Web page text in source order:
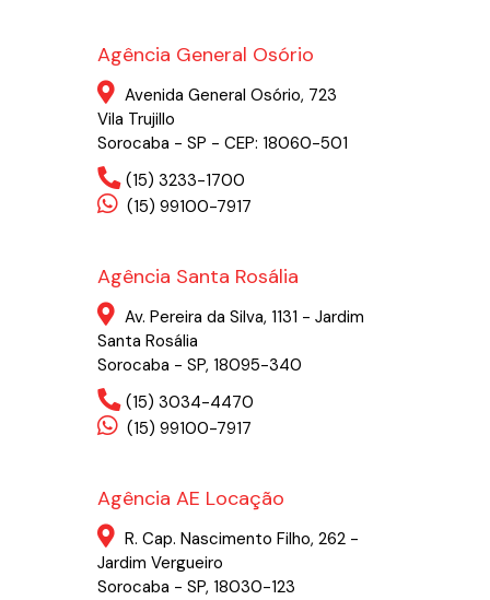
Agência General Osório
Avenida General Osório, 723
Vila Trujillo
Sorocaba - SP - CEP: 18060-501
(15) 3233-1700
(15) 99100-7917
Agência Santa Rosália
Av. Pereira da Silva, 1131 - Jardim
Santa Rosália
Sorocaba - SP, 18095-340
(15) 3034-4470
(15) 99100-7917
Agência AE Locação
R. Cap. Nascimento Filho, 262 -
Jardim Vergueiro
Sorocaba - SP, 18030-123